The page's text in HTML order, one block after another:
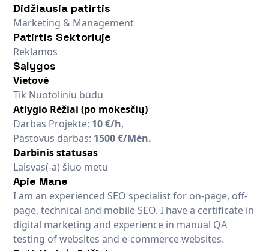
Didžiausia patirtis
Marketing & Management
Patirtis Sektoriuje
Reklamos
Sąlygos
Vietovė
Tik Nuotoliniu būdu
Atlygio Rėžiai (po mokesčių)
Darbas Projekte: 10 €/h,
Pastovus darbas: 1500 €/Mėn.
Darbinis statusas
Laisvas(-a) šiuo metu
Apie Mane
I am an experienced SEO specialist for on-page, off-
page, technical and mobile SEO. I have a certificate in
digital marketing and experience in manual QA
testing of websites and e-commerce websites.